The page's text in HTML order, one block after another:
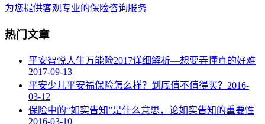
为您提供客观专业的保险咨询服务
热门文章
平安智悦人生万能险2017详细解析—想要弄懂真的好难
2017-09-13
平安少儿平安福保险怎么样？到底值不值得买？ 2016-
03-12
保险中的“如实告知”是什么意思，论如实告知的重要性
2016-03-10